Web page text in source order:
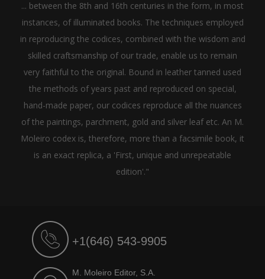
... between the 8th and 16th centuries in the form, in most
instances, of illuminated books. The techniques employed
in reproducing the codices, combined with the wisdom and
skilled craftsmanship of our trade, enable us to remain
very faithful to the original. Bound in leather tanned used
the methods of years past and reproduced on special,
hand-made paper, our codices reproduce all the nuances
of the paintings, parchment, gold and silver leaf etc. An M.
Moleiro codex is, therefore, more than a facsimile book, it
is an exact replica, a 'First, unique and unrepeatable
edition'."
+1(646) 543-9905
M. Moleiro Editor, S.A.